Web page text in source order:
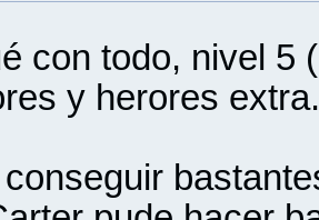
con todo, nivel 5
y herores extra.